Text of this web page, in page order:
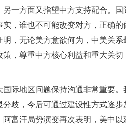
另一方面又指望中方支持配合。
实，谁也不可能改变对方，正确
，无论美方意欲何为，中美关
，尊重中方核心利益和重大关
国际地区问题保持沟通非常重要
歧，今后可通过建设性方式逐
阿富汗局势演变再次表明，美中